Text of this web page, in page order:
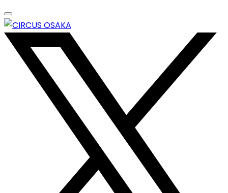
Skip
to
content
エンターテイメントスペース